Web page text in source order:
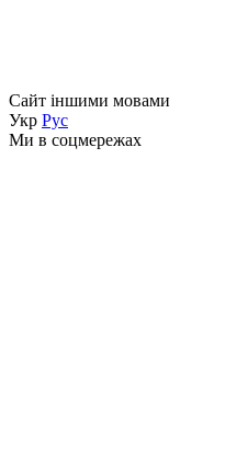
Сайт іншими мовами
Укр Рус
Ми в соцмережах